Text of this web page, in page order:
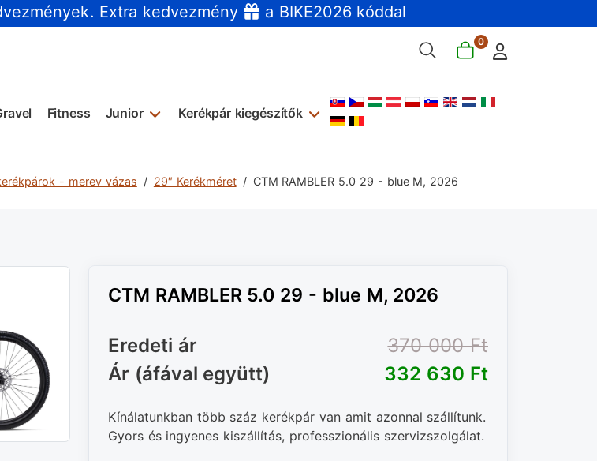
. Extra kedvezmény a BIKE2026 kóddal
0
Fitness Junior Kerékpár kiegészítők
Válasszon nyelvet
- merev vázas 29″ Kerékméret CTM RAMBLER 5.0 29 - blue M, 2026
CTM RAMBLER 5.0 29 - blue M, 2026
Eredeti ár
370 000 Ft‎
Ár (áfával együtt)
332 630 Ft‎
Kínálatunkban több száz kerékpár van amit azonnal szállítunk.
Gyors és ingyenes kiszállítás, professzionális szervizszolgálat.